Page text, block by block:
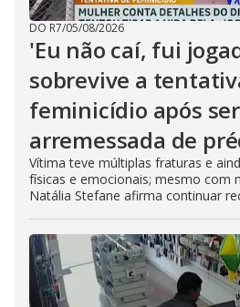
DO R7/05/08/2026
'Eu não caí, fui
sobrevive a
feminicídio após ser
arremessada de
Vítima teve múltiplas fraturas e
físicas e emocionais; mesmo com
Natália Stefane afirma continuar